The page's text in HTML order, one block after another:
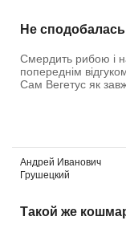
Не сподобалась
Смердить рибою і
попереднім
Сам Вегетус як
Андрей Иванович
Грушецкий
Такой же